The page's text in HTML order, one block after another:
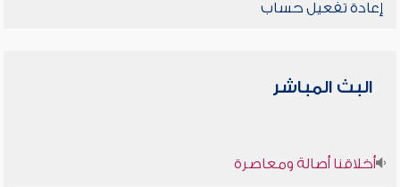
إعادة تفعيل حساب
البث المباشر
أخلاقنا أصالة ومعاصرة